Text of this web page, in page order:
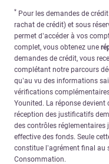
* Pour les demandes de
rachat de crédit) et sous
permet d’accéder à vos
complet, vous obtenez une
demandes de crédit, vous
complétant notre parcours
qu’au vu des informations
vérifications
Younited. La réponse devient
réception des justificatifs
des contrôles réglementaires
effective des fonds. Seule
constitue l’agrément final au
Consommation.